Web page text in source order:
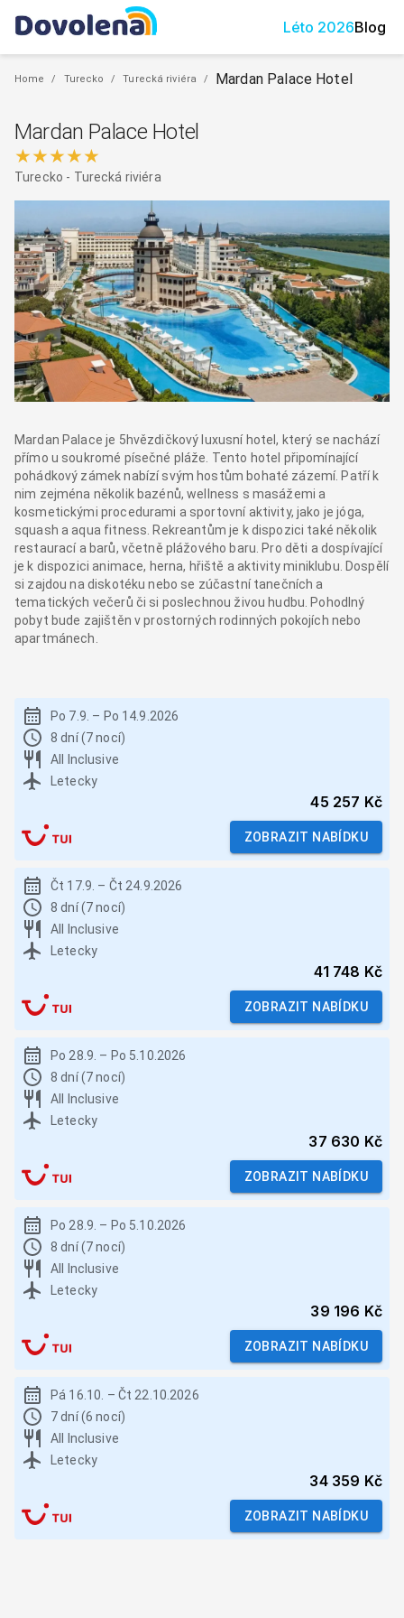
Léto 2026Blog
Home / Turecko / Turecká riviéra / Mardan Palace Hotel
Mardan Palace Hotel
★★★★★
Turecko - Turecká riviéra
Mardan Palace je 5hvězdičkový luxusní hotel, který se nachází
přímo u soukromé písečné pláže. Tento hotel připomínající
pohádkový zámek nabízí svým hostům bohaté zázemí. Patří k
nim zejména několik bazénů, wellness s masážemi a
kosmetickými procedurami a sportovní aktivity, jako je jóga,
squash a aqua fitness. Rekreantům je k dispozici také několik
restaurací a barů, včetně plážového baru. Pro děti a dospívající
je k dispozici animace, herna, hřiště a aktivity miniklubu. Dospělí
si zajdou na diskotéku nebo se zúčastní tanečních a
tematických večerů či si poslechnou živou hudbu. Pohodlný
pobyt bude zajištěn v prostorných rodinných pokojích nebo
apartmánech.
Po 7.9. – Po 14.9.2026
8 dní (7 nocí)
All Inclusive
Letecky
45 257 Kč
ZOBRAZIT NABÍDKU
Čt 17.9. – Čt 24.9.2026
8 dní (7 nocí)
All Inclusive
Letecky
41 748 Kč
ZOBRAZIT NABÍDKU
Po 28.9. – Po 5.10.2026
8 dní (7 nocí)
All Inclusive
Letecky
37 630 Kč
ZOBRAZIT NABÍDKU
Po 28.9. – Po 5.10.2026
8 dní (7 nocí)
All Inclusive
Letecky
39 196 Kč
ZOBRAZIT NABÍDKU
Pá 16.10. – Čt 22.10.2026
7 dní (6 nocí)
All Inclusive
Letecky
34 359 Kč
ZOBRAZIT NABÍDKU